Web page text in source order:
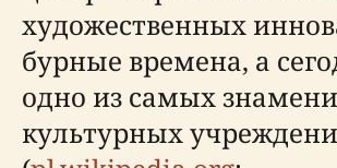
художественных
бурные времена, а
одно из самых
культурных